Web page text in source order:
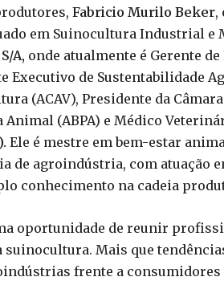
Fabricio Murilo Beker,
em Suinocultura Industrial e
A, onde atualmente é Gerente
Executivo de Sustentabilidade
(ACAV), Presidente da
(ABPA) e Médico
Ele é mestre em bem-estar
de agroindústria, com atuação
conhecimento na cadeia
oportunidade de reunir
suinocultura. Mais que
frente a consumidores